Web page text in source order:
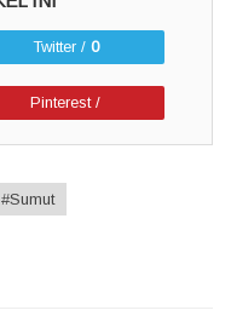
Twitter / 0
Pinterest /
#Sumut